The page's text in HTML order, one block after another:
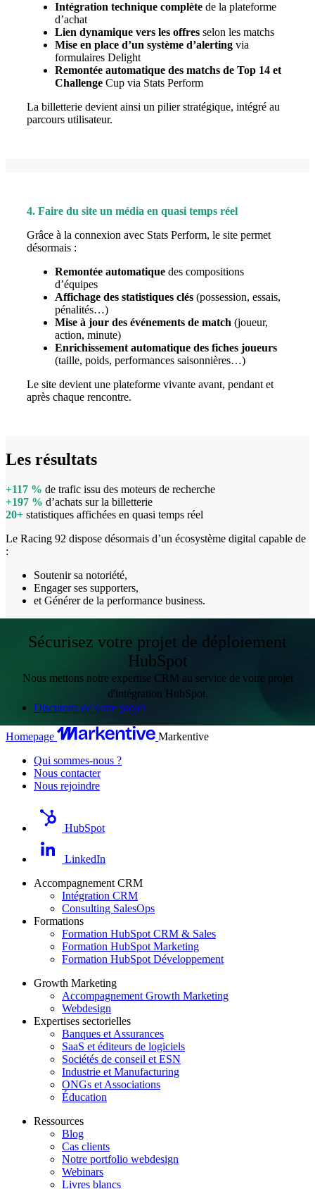
Intégration technique complète de la plateforme
d’achat
Lien dynamique vers les offres selon les matchs
Mise en place d’un système d’alerting via
formulaires Delight
Remontée automatique des matchs de Top 14 et
Challenge Cup via Stats Perform
La billetterie devient ainsi un pilier stratégique, intégré au
parcours utilisateur.
4. Faire du site un média en quasi temps réel
Grâce à la connexion avec Stats Perform, le site permet
désormais :
Remontée automatique des compositions
d’équipes
Affichage des statistiques clés (possession, essais,
pénalités…)
Mise à jour des événements de match (joueur,
action, minute)
Enrichissement automatique des fiches joueurs
(taille, poids, performances saisonnières…)
Le site devient une plateforme vivante avant, pendant et
après chaque rencontre.
Les résultats
+117 % de trafic issu des moteurs de recherche
+197 % d’achats sur la billetterie
20+ statistiques affichées en quasi temps réel
Le Racing 92 dispose désormais d’un écosystème digital capable de
:
Soutenir sa notoriété,
Engager ses supporters,
et Générer de la performance business.
Sécurisez votre projet de déploiement
HubSpot
Nous mettons notre expertise CRM au service de votre projet
d'intégration HubSpot.
Discutons de votre projet
Homepage
Markentive
Qui sommes-nous ?
Nous contacter
Nous rejoindre
HubSpot
LinkedIn
Accompagnement CRM
Intégration CRM
Consulting SalesOps
Formations
Formation HubSpot CRM & Sales
Formation HubSpot Marketing
Formation HubSpot Développement
Growth Marketing
Accompagnement Growth Marketing
Webdesign
Expertises sectorielles
Banques et Assurances
SaaS et éditeurs de logiciels
Sociétés de conseil et ESN
Industrie et Manufacturing
ONGs et Associations
Éducation
Ressources
Blog
Cas clients
Notre portfolio webdesign
Webinars
Livres blancs